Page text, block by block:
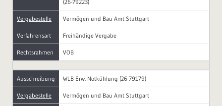
(26-79223)
Vergabestelle Vermögen und Bau Amt Stuttgart
Verfahrensart Freihändige Vergabe
Rechtsrahmen VOB
Ausschreibung WLB-Erw. Notkühlung (26-79179)
Vergabestelle Vermögen und Bau Amt Stuttgart